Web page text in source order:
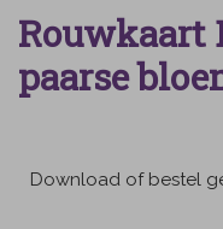
Rouwkaart
paarse
Download of bestel